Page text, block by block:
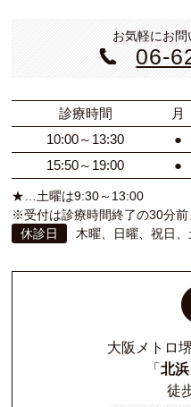
お気軽にお
06-
診療時間 月
10:00～13:30
●
15:50～19:00
●
★…土曜は9:30～13:00
※受付は診療時間終了の30分前
休診日
木曜、日曜、祝日
大阪メトロ
「 北浜
徒